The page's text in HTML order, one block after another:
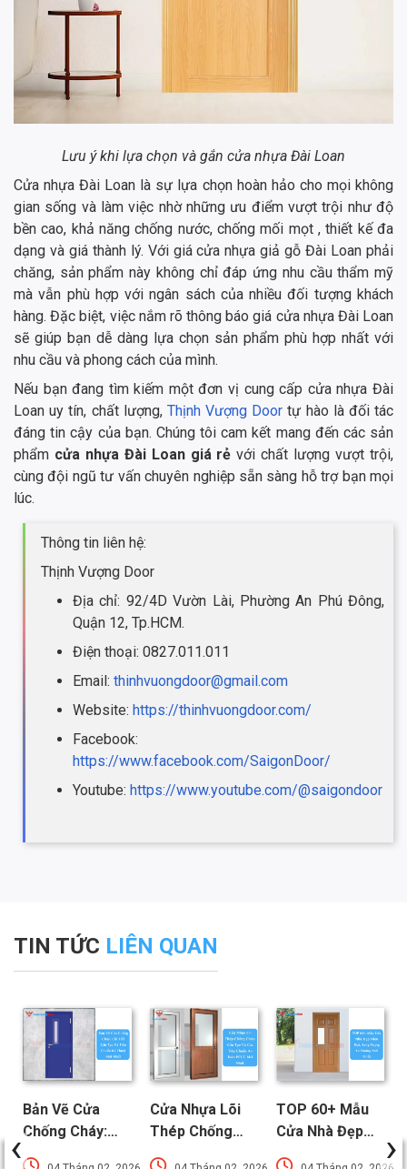
Lưu ý khi lựa chọn và gắn cửa nhựa Đài Loan
Cửa nhựa Đài Loan là sự lựa chọn hoàn hảo cho mọi không
gian sống và làm việc nhờ những ưu điểm vượt trội như độ
bền cao, khả năng chống nước, chống mối mọt , thiết kế đa
dạng và giá thành lý. Với giá cửa nhựa giả gỗ Đài Loan phải
chăng, sản phẩm này không chỉ đáp ứng nhu cầu thẩm mỹ
mà vẫn phù hợp với ngân sách của nhiều đối tượng khách
hàng. Đặc biệt, việc nắm rõ thông báo giá cửa nhựa Đài Loan
sẽ giúp bạn dễ dàng lựa chọn sản phẩm phù hợp nhất với
nhu cầu và phong cách của mình.
Nếu bạn đang tìm kiếm một đơn vị cung cấp cửa nhựa Đài
Loan uy tín, chất lượng, Thịnh Vượng Door tự hào là đối tác
đáng tin cậy của bạn. Chúng tôi cam kết mang đến các sản
phẩm cửa nhựa Đài Loan giá rẻvới chất lượng vượt trội,
cùng đội ngũ tư vấn chuyên nghiệp sẵn sàng hỗ trợ bạn mọi
lúc.
Thông tin liên hệ:
Thịnh Vượng Door
Địa chỉ: 92/4D Vườn Lài, Phường An Phú Đông,
Quận 12, Tp.HCM.
Điện thoại: 0827.011.011
Email: thinhvuongdoor@gmail.com
Website: https://thinhvuongdoor.com/
Facebook:
https://www.facebook.com/SaigonDoor/
Youtube: https://www.youtube.com/@saigondoor
TIN TỨC LIÊN QUAN
Bản Vẽ Cửa
Chống Cháy:
Chi Tiết Cấu
Cửa Nhựa Lõi
Thép Chống
Cháy: Cấu Tạo
TOP 60+ Mẫu
Cửa Nhà Đẹp
Hiện Đại, Sang
‹ ›